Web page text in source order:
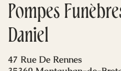
Pompes
Daniel
47 Rue De Rennes